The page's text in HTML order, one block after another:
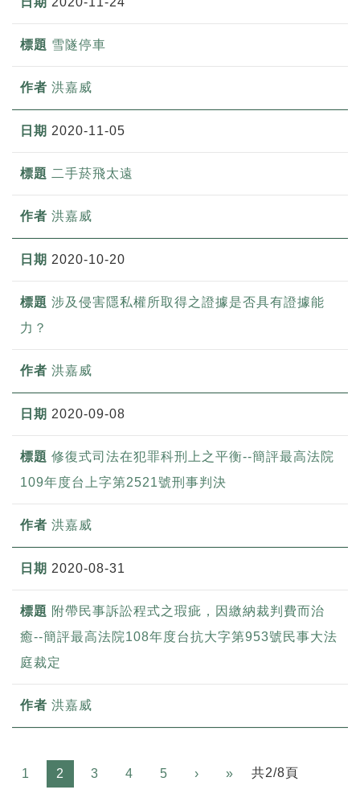
雪隧停車
洪嘉威
2020-11-05
二手菸飛太遠
洪嘉威
2020-10-20
涉及侵害隱私權所取得之證據是否具有證據能
力？
洪嘉威
2020-09-08
修復式司法在犯罪科刑上之平衡--簡評最高法院
109年度台上字第2521號刑事判決
洪嘉威
2020-08-31
附帶民事訴訟程式之瑕疵，因繳納裁判費而治
癒--簡評最高法院108年度台抗大字第953號民事大法
庭裁定
洪嘉威
1 2 3 4 5 › » Next共2/8頁